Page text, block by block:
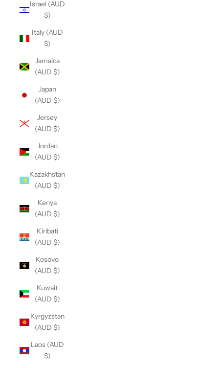
Israel (AUD
$)
Italy (AUD
$)
Jamaica
(AUD $)
Japan
(AUD $)
Jersey
(AUD $)
Jordan
(AUD $)
Kazakhstan
(AUD $)
Kenya
(AUD $)
Kiribati
(AUD $)
Kosovo
(AUD $)
Kuwait
(AUD $)
Kyrgyzstan
(AUD $)
Laos (AUD
$)